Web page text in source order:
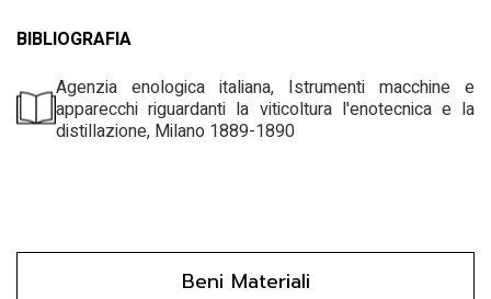
BIBLIOGRAFIA
Agenzia enologica italiana, Istrumenti macchine e
apparecchi riguardanti la viticoltura l'enotecnica e la
distillazione, Milano 1889-1890
Beni Materiali